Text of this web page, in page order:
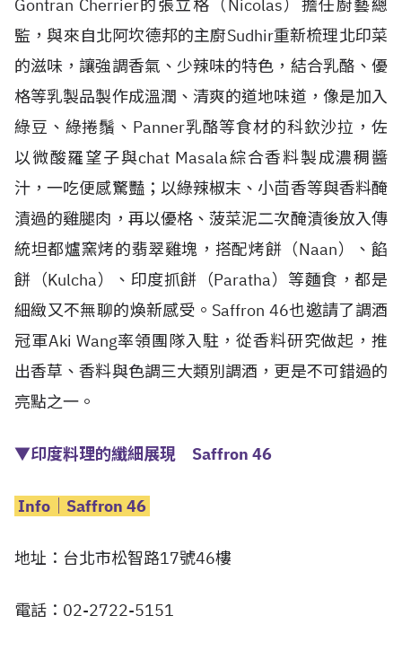
Gontran Cherrier的張立格（Nicolas）擔任廚藝總
監，與來自北阿坎德邦的主廚Sudhir重新梳理北印菜
的滋味，讓強調香氣、少辣味的特色，結合乳酪、優
格等乳製品製作成溫潤、清爽的道地味道，像是加入
綠豆、綠捲鬚、Panner乳酪等食材的科欽沙拉，佐
以微酸羅望子與chat Masala綜合香料製成濃稠醬
汁，一吃便感驚豔；以綠辣椒末、小茴香等與香料醃
漬過的雞腿肉，再以優格、菠菜泥二次醃漬後放入傳
統坦都爐窯烤的翡翠雞塊，搭配烤餅（Naan）、餡
餅（Kulcha）、印度抓餅（Paratha）等麵食，都是
細緻又不無聊的煥新感受。Saffron 46也邀請了調酒
冠軍Aki Wang率領團隊入駐，從香料研究做起，推
出香草、香料與色調三大類別調酒，更是不可錯過的
亮點之一。
▼印度料理的纖細展現 Saffron 46
Info│Saffron 46
地址：台北市松智路17號46樓
電話：02-2722-5151